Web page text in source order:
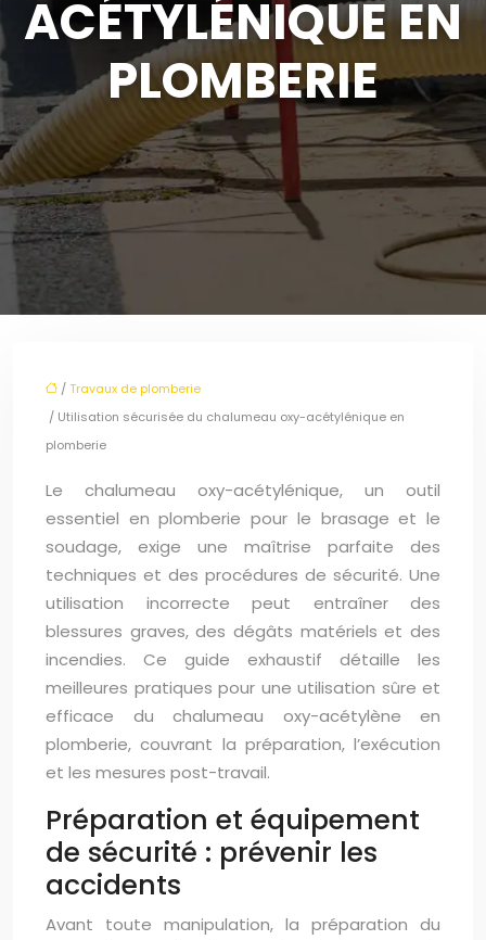
ACÉTYLÉNIQUE EN
PLOMBERIE
/Travaux de plomberie
/ Utilisation sécurisée du chalumeau oxy-acétylénique en
plomberie
Le chalumeau oxy-acétylénique, un outil
essentiel en plomberie pour le brasage et le
soudage, exige une maîtrise parfaite des
techniques et des procédures de sécurité. Une
utilisation incorrecte peut entraîner des
blessures graves, des dégâts matériels et des
incendies. Ce guide exhaustif détaille les
meilleures pratiques pour une utilisation sûre et
efficace du chalumeau oxy-acétylène en
plomberie, couvrant la préparation, l’exécution
et les mesures post-travail.
Préparation et équipement
de sécurité : prévenir les
accidents
Avant toute manipulation, la préparation du